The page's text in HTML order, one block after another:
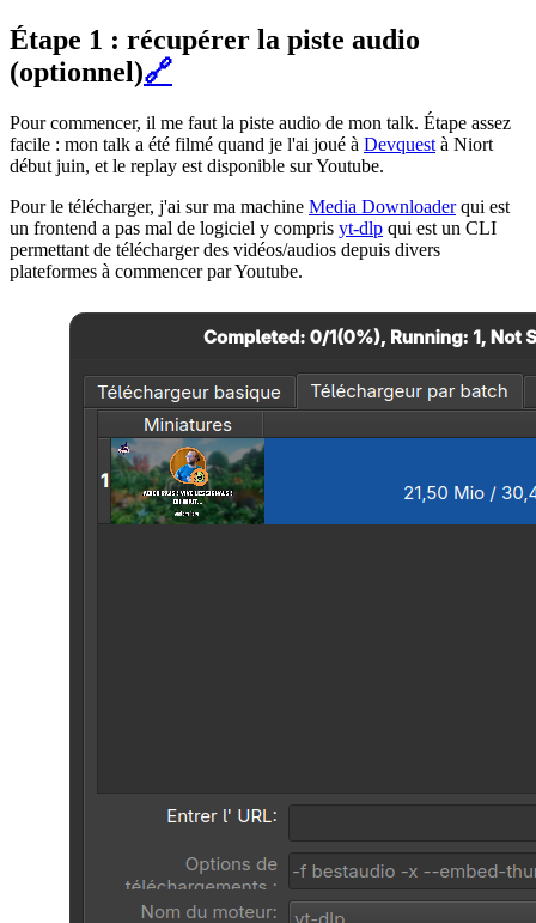
Étape 1 : récupérer la piste audio
(optionnel)🔗
Pour commencer, il me faut la piste audio de mon talk. Étape assez
facile : mon talk a été filmé quand je l'ai joué à Devquest à Niort
début juin, et le replay est disponible sur Youtube.
Pour le télécharger, j'ai sur ma machine Media Downloaderqui est
un frontend a pas mal de logiciel y compris yt-dlp qui est un CLI
permettant de télécharger des vidéos/audios depuis divers
plateformes à commencer par Youtube.